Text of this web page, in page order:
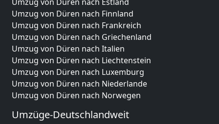
Umzug von Düren nach Finnland
Umzug von Düren nach Frankreich
Umzug von Düren nach Griechenland
Umzug von Düren nach Italien
Umzug von Düren nach Liechtenstein
Umzug von Düren nach Luxemburg
Umzug von Düren nach Niederlande
Umzug von Düren nach Norwegen
Umzüge-Deutschlandweit